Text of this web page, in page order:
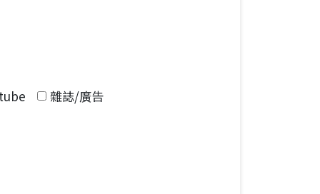
雜誌/廣告